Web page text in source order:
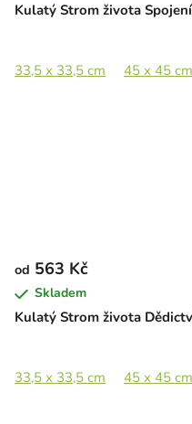
Kulatý Strom života Spojení
33,5 x 33,5 cm 45 x 45 cm
Kulatý Strom života
od 563 Kč
Skladem
33,5 x 33,5 cm 45 x 45 cm